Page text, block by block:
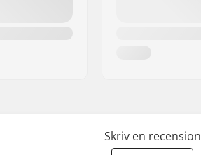
Skriv en recension